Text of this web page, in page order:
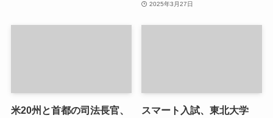
2025年3月27日
米20州と首都の司法長官、
スマート入試、東北大学